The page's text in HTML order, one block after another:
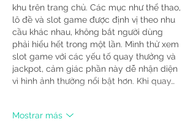
khu trên trang chủ. Các mục như thể thao,
lô đề và slot game được định vị theo nhu
cầu khác nhau, không bắt người dùng
phải hiểu hết trong một lần. Mình thử xem
slot game với các yếu tố quay thưởng và
jackpot, cảm giác phần này dễ nhận diện
vì hình ảnh thường nổi bật hơn. Khi quay…
Mostrar más